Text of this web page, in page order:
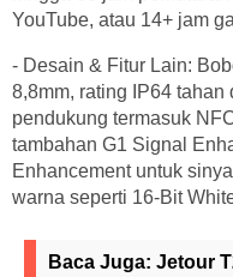
YouTube, atau 14+ jam
- Desain & Fitur Lain:
8,8mm, rating IP64 tahan
pendukung termasuk
tambahan G1 Signal
Enhancement untuk
warna seperti 16-Bit
Baca Juga: Jetour